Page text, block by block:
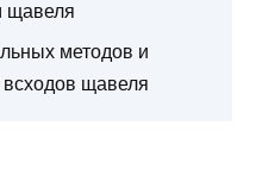
щавеля
методов и
всходов щавеля